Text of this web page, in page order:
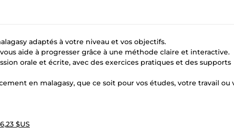
adaptés à votre niveau et vos objectifs.
aide à progresser grâce à une méthode claire et interactive.
orale et écrite, avec des exercices pratiques et des supports
en malagasy, que ce soit pour vos études, votre travail ou
$US